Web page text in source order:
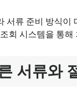
서류 준비 방식이
회 시스템을 통
서류와